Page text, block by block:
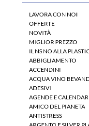
LAVORA CON NOI
OFFERTE
NOVITÀ
MIGLIOR PREZZO
IL NS NO ALLA
ABBIGLIAMENTO
ACCENDINI
ACQUA VINO
ADESIVI
AGENDE E
AMICO DEL PIANETA
ANTISTRESS